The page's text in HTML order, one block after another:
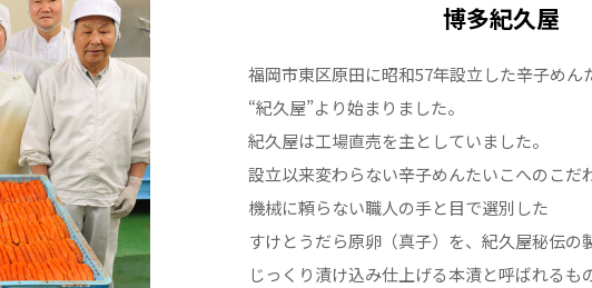
博多紀久屋
福岡市東区原田に昭和57年設立した辛子めん
“紀久屋”より始まりました。
紀久屋は工場直売を主としていました。
設立以来変わらない辛子めんたいこへのこだ
機械に頼らない職人の手と目で選別した
すけとうだら原卵（真子）を、紀久屋秘伝の
じっくり漬け込み仕上げる本漬と呼ばれるも